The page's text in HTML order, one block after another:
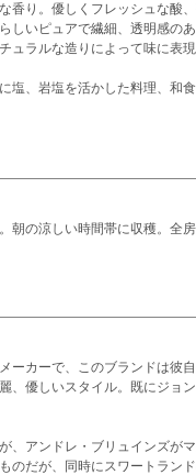
香り。優しくフレッシュな酸
いピュアで繊細、透明感の
ュラルな造りによって味に表
、岩塩を活かした料理、和
朝の涼しい時間帯に収穫。全
ーカーで、このブランドは彼
、優しいスタイル。既にジョ
、アンドレ・ブリュインズが
のだが、同時にスワートラン